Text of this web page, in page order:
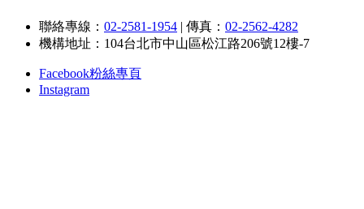
聯絡專線： 02-2581-1954 | 傳真： 02-2562-4282
機構地址：104台北市中山區松江路206號12樓-7
Facebook粉絲專頁
Instagram